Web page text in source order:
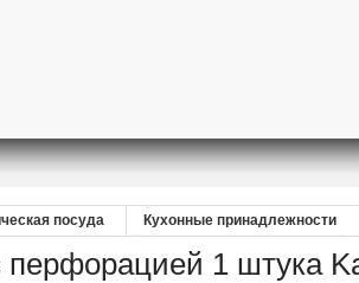
посуда Кухонные принадлежности
перфорацией 1 штука